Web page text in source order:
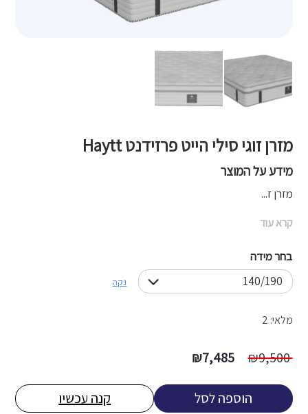
מזרן זוגי סילי הייט פרזידנט Haytt
מידע על המוצר
מזרן ז...
קרא עוד
בחר מידה
נקה
9,500
₪
המחיר
המקורי
היה:
9,500 ₪.
7,485
₪
הוא:
7,485 ₪.
מלאי: 2
הוספה לסל קנה עכשיו